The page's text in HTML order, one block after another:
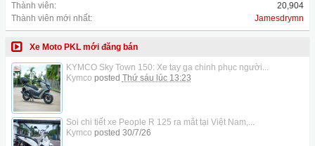
Thành viên:
20,904
Thành viên mới nhất:
Jamesdrymn
Xe Moto PKL mới đăng bán
KYMCO Sky Town 150: Xe tay ga chinh phục người...
Kymco posted Thứ sáu lúc 13:23
Soi chi tiết xe People R 125 ra mắt tại Việt Nam,...
Kymco posted 30/7/26